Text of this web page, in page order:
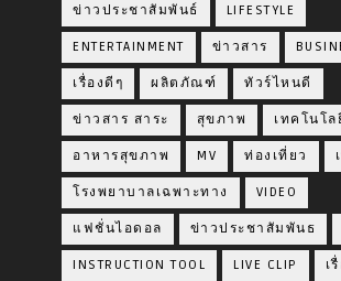
ข่าวประชาสัมพันธ์ LIFESTYLE
ENTERTAINMENT ข่าวสาร
เรื่องดีๆ ผลิตภัณฑ์ ทัวร์ไหนดี
ข่าวสาร สาระ สุขภาพ เทคโนโล
อาหารสุขภาพ MV ท่องเที่ยว
โรงพยาบาลเฉพาะทาง VIDEO
แฟชั่นไอดอล ข่าวประชาสัมพันธ
INSTRUCTION TOOL LIVE CLIP เ